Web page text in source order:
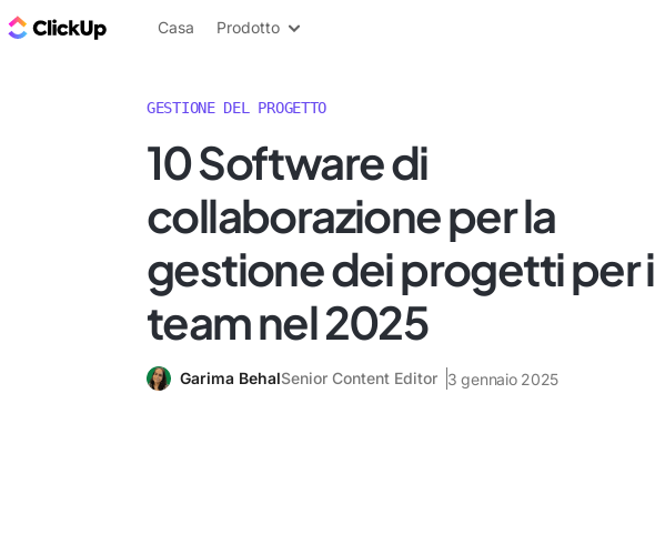
Blog di ClickUp
Casa Prodotto
GESTIONE DEL PROGETTO
10 Software di
collaborazione per la
gestione dei progetti per i
team nel 2025
Garima BehalSenior Content Editor 3 gennaio 2025